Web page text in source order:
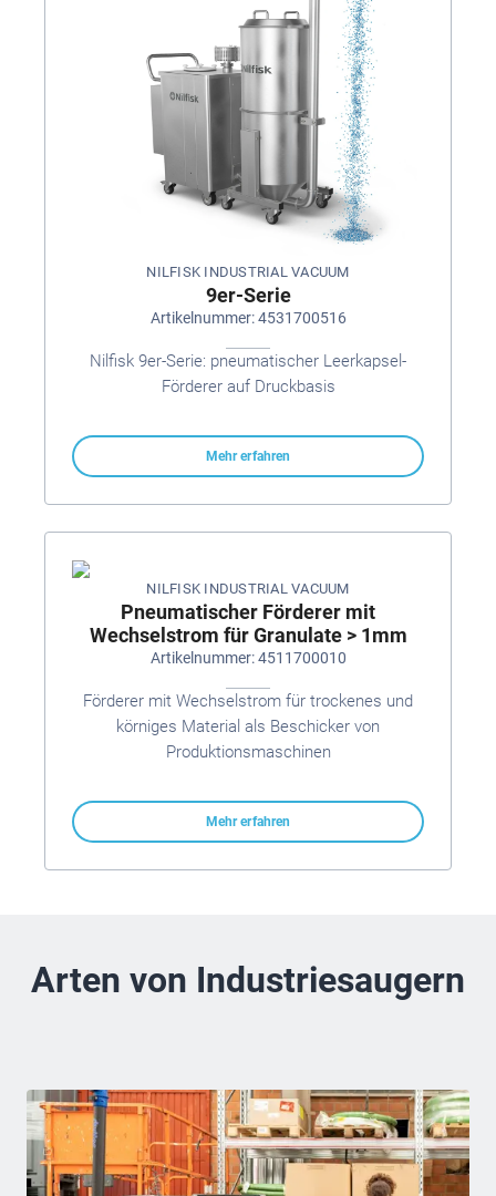
NILFISK INDUSTRIAL VACUUM
9er-Serie
Artikelnummer: 4531700516
Nilfisk 9er-Serie: pneumatischer Leerkapsel-
Förderer auf Druckbasis
Mehr erfahren
NILFISK INDUSTRIAL VACUUM
Pneumatischer Förderer mit
Wechselstrom für Granulate > 1mm
Artikelnummer: 4511700010
Förderer mit Wechselstrom für trockenes und
körniges Material als Beschicker von
Produktionsmaschinen
Mehr erfahren
Arten von Industriesaugern